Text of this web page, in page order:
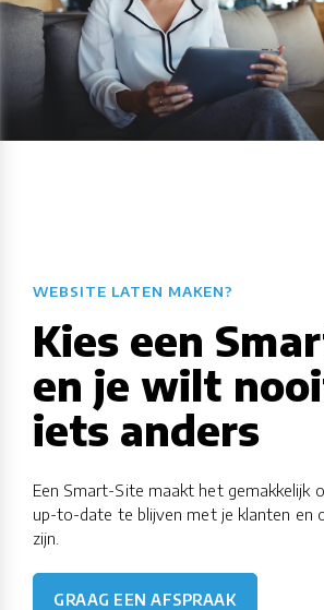
WEBSITE LATEN MAKEN?
Kies een
en je wilt
iets anders
Een Smart-Site maakt het gemakkelijk
up-to-date te blijven met je klanten en
zijn.
GRAAG EEN AFSPRAAK